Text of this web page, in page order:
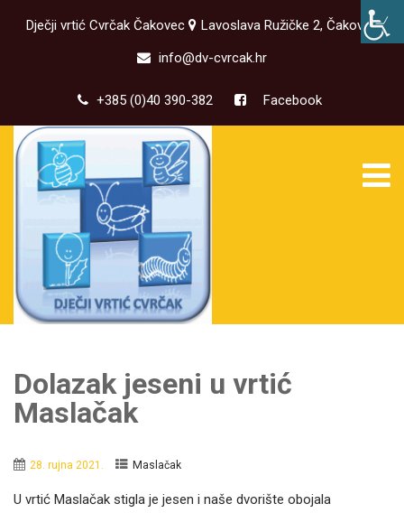
Dječji vrtić Cvrčak Čakovec
Lavoslava Ružičke 2, Čakovec
info@dv-cvrcak.hr
+385 (0)40 390-382 Facebook
Dolazak jeseni u vrtić
Maslačak
28. rujna 2021. Maslačak
U vrtić Maslačak stigla je jesen i naše dvorište obojala